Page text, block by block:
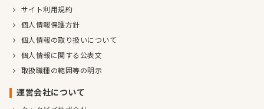
サイト利用規約
個人情報保護方針
個人情報の取り扱いについて
個人情報に関する公表文
取扱職種の範囲等の明示
運営会社について